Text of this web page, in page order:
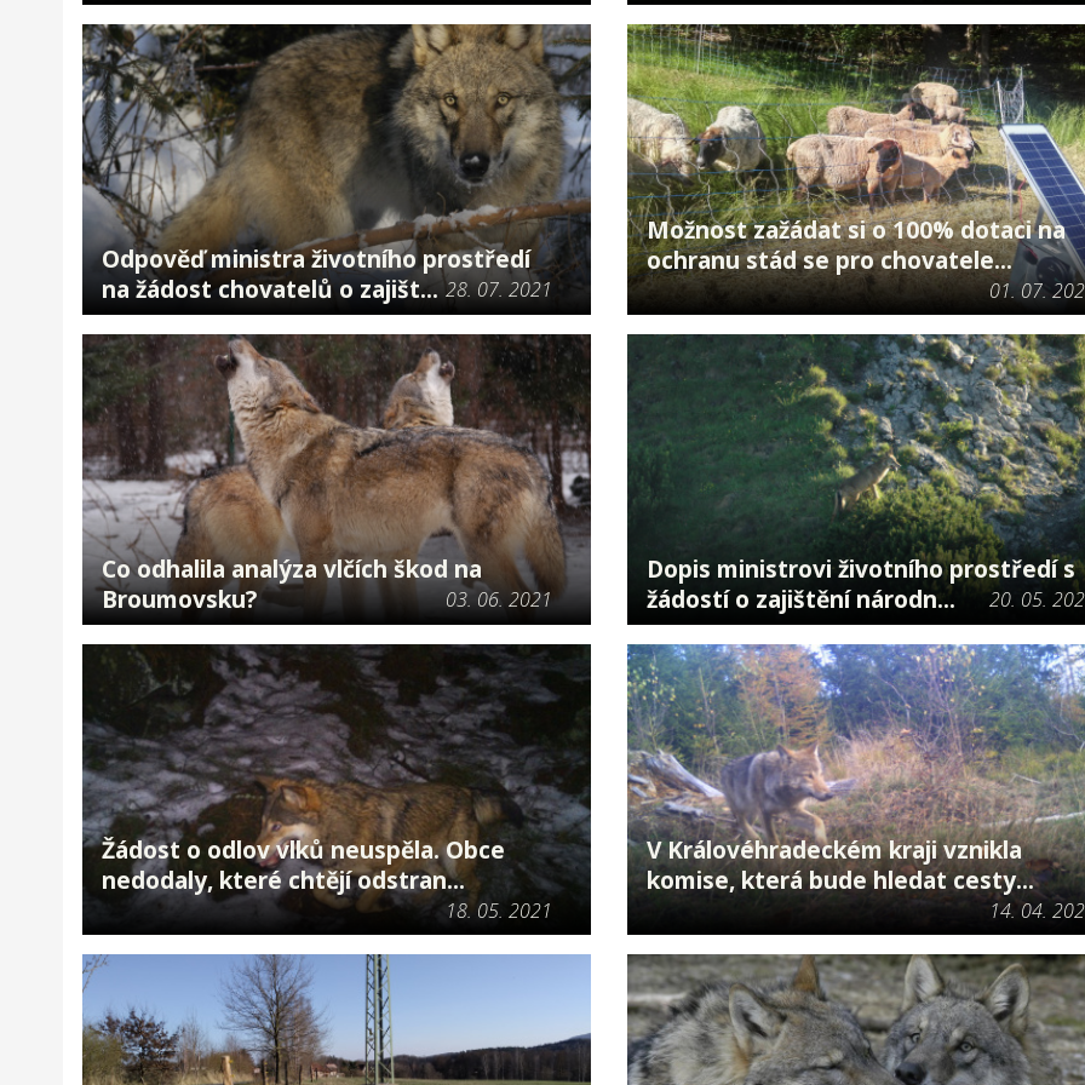
Odpověď ministra životního prostředí
na žádost chovatelů o zajišt... 28. 07. 2021
Možnost zažádat si o 100% dotaci na
ochranu stád se pro chovatele...
01. 07.
Co odhalila analýza vlčích škod na
Broumovsku?
03. 06. 2021
Dopis ministrovi životního prostředí s
žádostí o zajištění národn...
20. 05.
Žádost o odlov vlků neuspěla. Obce
nedodaly, které chtějí odstran...
18. 05. 2021
V Královéhradeckém kraji vznikla
komise, která bude hledat cesty...
14. 04.